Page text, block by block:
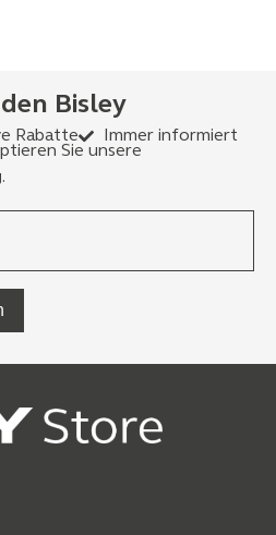
Bisley
Rabatte
Immer informiert
Sie unsere
.